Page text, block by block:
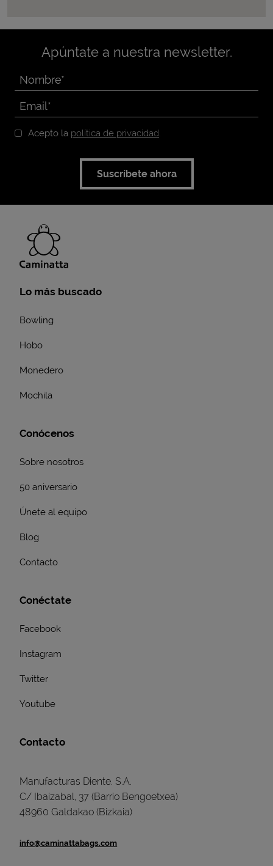
Apúntate a nuestra newsletter.
Acepto la política de privacidad.
Suscríbete ahora
Lo más buscado
Bowling
Hobo
Monedero
Mochila
Conócenos
Sobre nosotros
50 aniversario
Únete al equipo
Blog
Contacto
Conéctate
Facebook
Instagram
Twitter
Youtube
Contacto
Manufacturas Diente. S.A.
C/ Ibaizabal, 37 (Barrio Bengoetxea)
48960 Galdakao (Bizkaia)
info@caminattabags.com